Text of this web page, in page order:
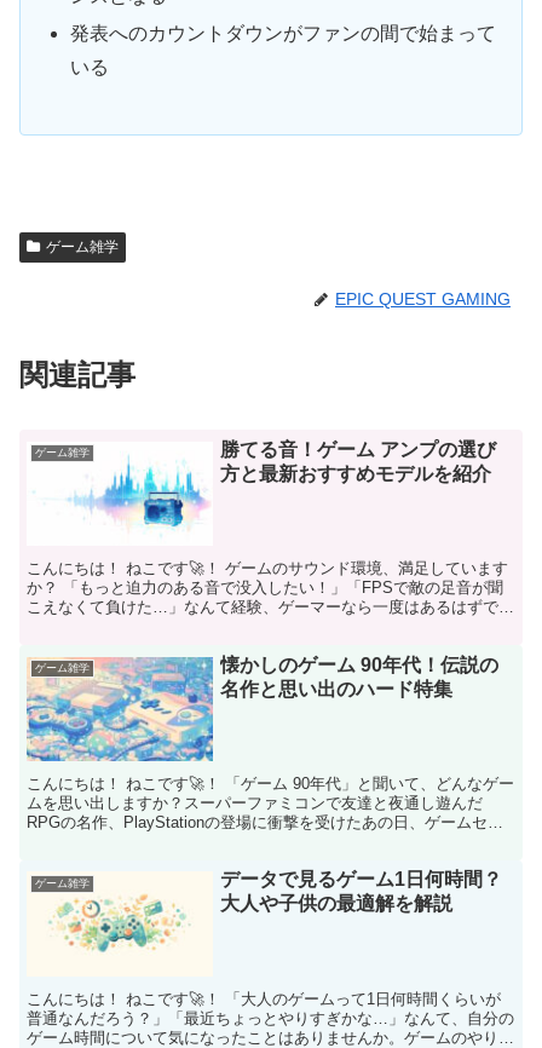
発表へのカウントダウンがファンの間で始まって
いる
ゲーム雑学
EPIC QUEST GAMING
関連記事
ゲーム雑学
勝てる音！ゲーム アンプの選び
方と最新おすすめモデルを紹介
こんにちは！ ねこです🚀！ ゲームのサウンド環境、満足しています
か？ 「もっと迫力のある音で没入したい！」「FPSで敵の足音が聞
こえなくて負けた…」なんて経験、ゲーマーなら一度はあるはずで
ゲーム雑学
懐かしのゲーム 90年代！伝説の
名作と思い出のハード特集
こんにちは！ ねこです🚀！ 「ゲーム 90年代」と聞いて、どんなゲー
ムを思い出しますか？スーパーファミコンで友達と夜通し遊んだ
RPGの名作、PlayStationの登場に衝撃を受けたあの日、ゲームセン
ゲーム雑学
データで見るゲーム1日何時間？
大人や子供の最適解を解説
こんにちは！ ねこです🚀！ 「大人のゲームって1日何時間くらいが
普通なんだろう？」「最近ちょっとやりすぎかな…」なんて、自分の
ゲーム時間について気になったことはありませんか。ゲームのやりす